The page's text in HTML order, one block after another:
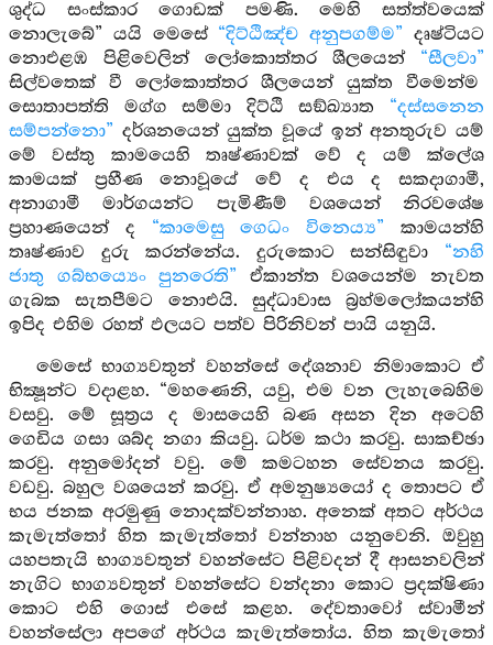
ශුද්ධ සංස්කාර ගොඩක් පමණි. මෙහි සත්ත්වයෙක්
නොලැබේ” යයි මෙසේ “දිට්ඨිඤ්ච අනුපගම්ම” දෘෂ්ටියට
නොඑළඹ පිළිවෙලින් ලෝකොත්තර ශීලයෙන් “සීලවා”
සිල්වතෙක් වී ලෝකොත්තර ශීලයෙන් යුක්ත වීමෙන්ම
සොතාපත්ති මග්ග සම්මා දිට්ඨි සඞ්ඛ්‍යාත “දස්සනෙන
සම්පන්නො” දර්ශනයෙන් යුක්ත වූයේ ඉන් අනතුරුව යම්
මේ වස්තු කාමයෙහි තෘෂ්ණාවක් වේ ද යම් ක්ලේශ
කාමයක් ප්‍රහීණ නොවූයේ වේ ද එය ද සකදාගාමී,
අනාගාමී මාර්ගයන්ට පැමිණීම් වශයෙන් නිරවශේෂ
ප්‍රහාණයෙන් ද “කාමෙසු ගෙධං විනෙය්‍ය” කාමයන්හි
තෘෂ්ණාව දුරු කරන්නේය. දුරුකොට සන්සිඳුවා “නහි
ජාතු ගබ්භය්‍යෙං පුනරෙති” ඒකාන්ත වශයෙන්ම නැවත
ගැබක සැතපීමට නොඑයි. සුද්ධාවාස බ්‍රහ්මලෝකයන්හි
ඉපිද එහිම රහත් ඵලයට පත්ව පිරිනිවන් පායි යනුයි.
මෙසේ භාග්‍යවතුන් වහන්සේ දේශනාව නිමාකොට ඒ
භික්‍ෂූන්ට වදාළහ. “මහණෙනි, යවු, එම වන ලැහැබෙහිම
වසවු. මේ සූත්‍රය ද මාසයෙහි බණ අසන දින අටෙහි
ගෙඩිය ගසා ශබ්ද නගා කියවු. ධර්ම කථා කරවු. සාකච්ඡා
කරවු. අනුමෝදන් වවු. මේ කමටහන සේවනය කරවු.
වඩවු. බහුල වශයෙන් කරවු. ඒ අමනුෂ්‍යයෝ ද තොපට ඒ
භය ජනක අරමුණු නොදක්වන්නාහ. අනෙක් අතට අර්ථය
කැමැත්තෝ හිත කැමැත්තෝ වන්නාහ යනුවෙනි. ඔවුහු
යහපතැයි භාග්‍යවතුන් වහන්සේට පිළිවදන් දී ආසනවලින්
නැගිට භාග්‍යවතුන් වහන්සේට වන්දනා කොට ප්‍රදක්ෂිණා
කොට එහි ගොස් එසේ කළහ. දේවතාවෝ ස්වාමීන්
වහන්සේලා අපගේ අර්ථය කැමැත්තෝය. හිත කැමැතෝ